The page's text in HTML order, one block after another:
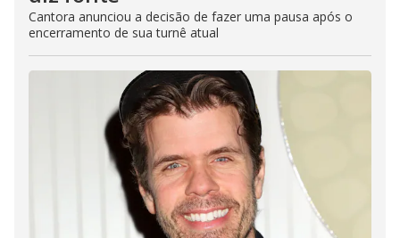
Cantora anunciou a decisão de fazer uma pausa após o
encerramento de sua turnê atual